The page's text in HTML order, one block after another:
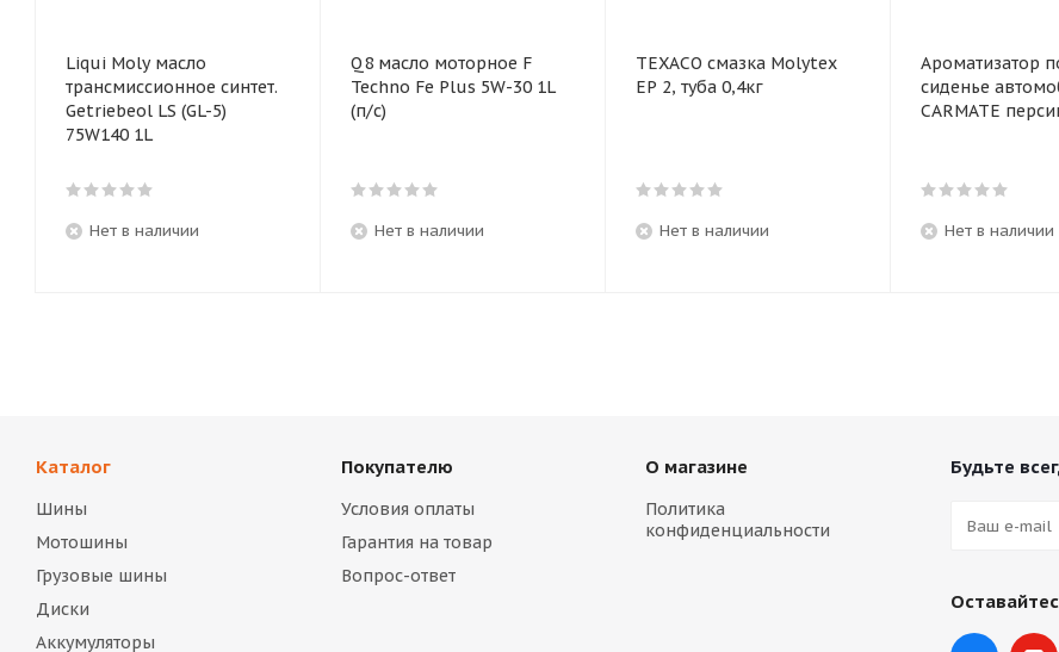
Liqui Moly масло
трансмиссионное синтет.
Getriebeol LS (GL-5)
75W140 1L
Нет в наличии
Q8 масло моторное F
Techno Fe Plus 5W-30 1L
(п/с)
Нет в наличии
TEXACO смазка Molytex
EP 2, туба 0,4кг
Нет в наличии
Ароматизатор
сиденье
Нет в наличии
Каталог
Шины
Мотошины
Грузовые шины
Диски
Аккумуляторы
Покупателю
Условия оплаты
Гарантия на товар
Вопрос-ответ
О магазине
Политика
конфиденциальности
Будьте